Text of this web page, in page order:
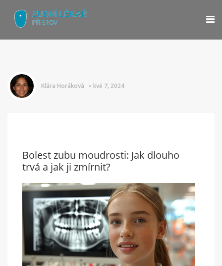
Klára Horáková kvě 7, 2024
Bolest zubu moudrosti: Jak dlouho
trvá a jak ji zmírnit?